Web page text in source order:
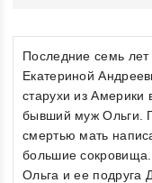
Последние семь
Екатериной
старухи из Америки
бывший муж Ольги.
смертью мать
большие сокровища.
Ольга и ее подруга